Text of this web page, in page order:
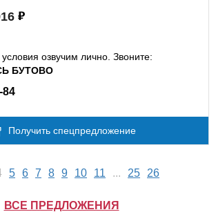
озвучим лично. Звоните:
БУТОВО
84
Получить спецпредложение
5 6 7 8 9 10 11 ... 25 26
ВСЕ ПРЕДЛОЖЕНИЯ